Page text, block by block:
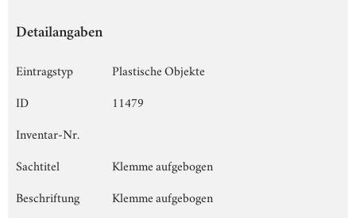
Detailangaben
Eintragstyp
Plastische Objekte
ID
11479
Inventar-Nr.
Sachtitel
Klemme aufgebogen
Beschriftung
Klemme aufgebogen